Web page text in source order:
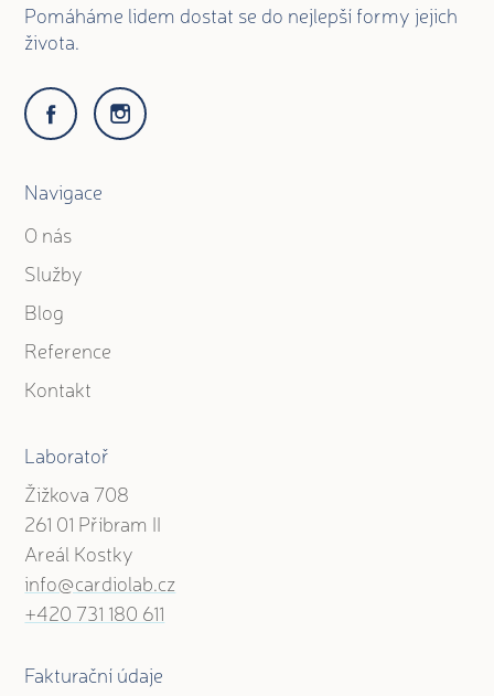
Pomáháme lidem dostat se do nejlepší formy jejich
života.
Navigace
O nás
Služby
Blog
Reference
Kontakt
Laboratoř
Žižkova 708
261 01 Příbram II
Areál Kostky
info@cardiolab.cz
+420 731 180 611
Fakturační údaje